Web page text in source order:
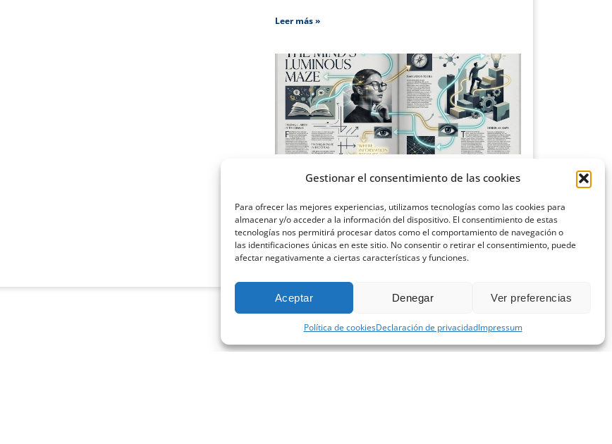
Gestionar el consentimiento de las cookies
Para ofrecer las mejores experiencias, utilizamos tecnologías como las cookies para
almacenar y/o acceder a la información del dispositivo. El consentimiento de estas
tecnologías nos permitirá procesar datos como el comportamiento de navegación o
las identificaciones únicas en este sitio. No consentir o retirar el consentimiento, puede
afectar negativamente a ciertas características y funciones.
Aceptar Denegar Ver preferencias
Política de cookiesDeclaración de privacidadImpressum
Leer más »
La ciencia del diseño editorial: cómo la
marzo 9, 2026
Cuando pensamos en una revista o en cualquier publicación
profesional, solemos centrarnos en el contenido:
Leer más »